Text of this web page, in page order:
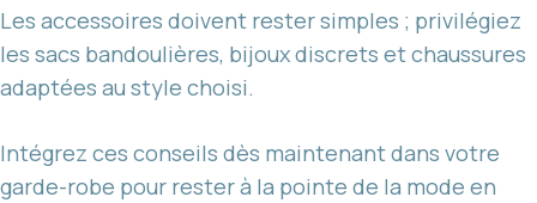
Les accessoires doivent rester simples ; privilégiez
les sacs bandoulières, bijoux discrets et chaussures
adaptées au style choisi.
Intégrez ces conseils dès maintenant dans votre
garde-robe pour rester à la pointe de la mode en